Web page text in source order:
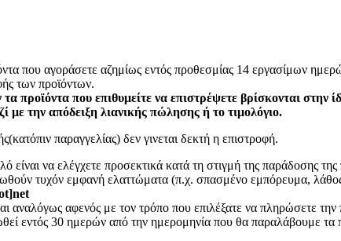
που αγοράσετε αζημίως εντός προθεσμίας 14 εργασίμων
των προϊόντων.
τα προϊόντα που επιθυμείτε να επιστρέψετε βρίσκονται
με την απόδειξη λιανικής πώλησης ή το τιμολόγιο.
παραγγελίας) δεν γινεται δεκτή η επιστροφή.
είναι να ελέγχετε προσεκτικά κατά τη στιγμή της παράδοσης
τυχόν εμφανή ελαττώματα (π.χ. σπασμένο εμπόρευμα,
αναλόγως αφενός με τον τρόπο που επιλέξατε να πληρώσετε
εντός 30 ημερών από την ημερομηνία που θα παραλάβουμε τα